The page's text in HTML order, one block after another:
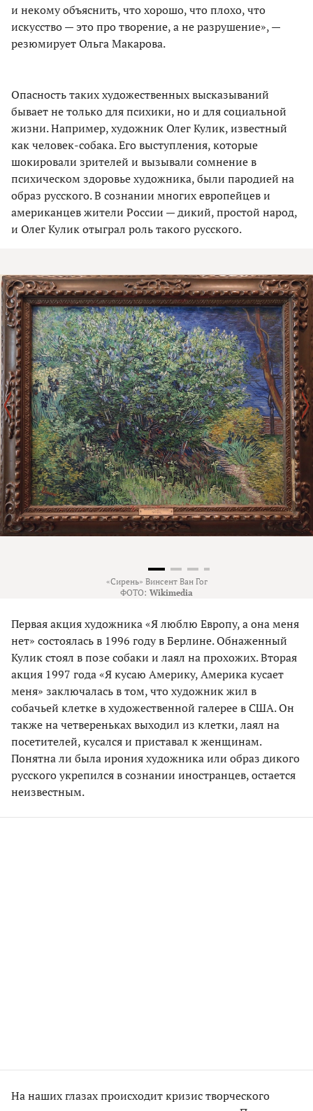
и некому объяснить, что хорошо, что плохо, что
искусство — это про творение, а не разрушение», —
резюмирует Ольга Макарова.
Опасность таких художественных высказываний
бывает не только для психики, но и для социальной
жизни. Например, художник Олег Кулик, известный
как человек-собака. Его выступления, которые
шокировали зрителей и вызывали сомнение в
психическом здоровье художника, были пародией на
образ русского. В сознании многих европейцев и
американцев жители России — дикий, простой народ,
и Олег Кулик отыграл роль такого русского.
«Сирень» Винсент Ван Гог
ФОТО: Wikimedia
Первая акция художника «Я люб­лю Европу, а она меня
нет» состоялась в 1996 году в Берлине. Обнаженный
Кулик стоял в позе собаки и лаял на прохожих. Вторая
акция 1997 года «Я кусаю Америку, Америка кусает
меня» заключалась в том, что художник жил в
собачьей клетке в художественной галерее в США. Он
также на четвереньках выходил из клетки, лаял на
посетителей, кусался и приставал к женщинам.
Понятна ли была ирония художника или образ дикого
русского укрепился в сознании иностранцев, остается
неизвестным.
На наших глазах происходит кризис творческого